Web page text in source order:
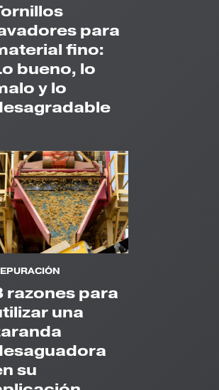
para
fino:
bueno, lo
y lo
razones para
una
su